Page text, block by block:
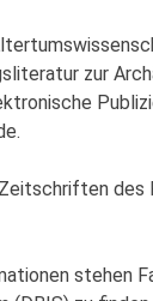
zur
des
stehen